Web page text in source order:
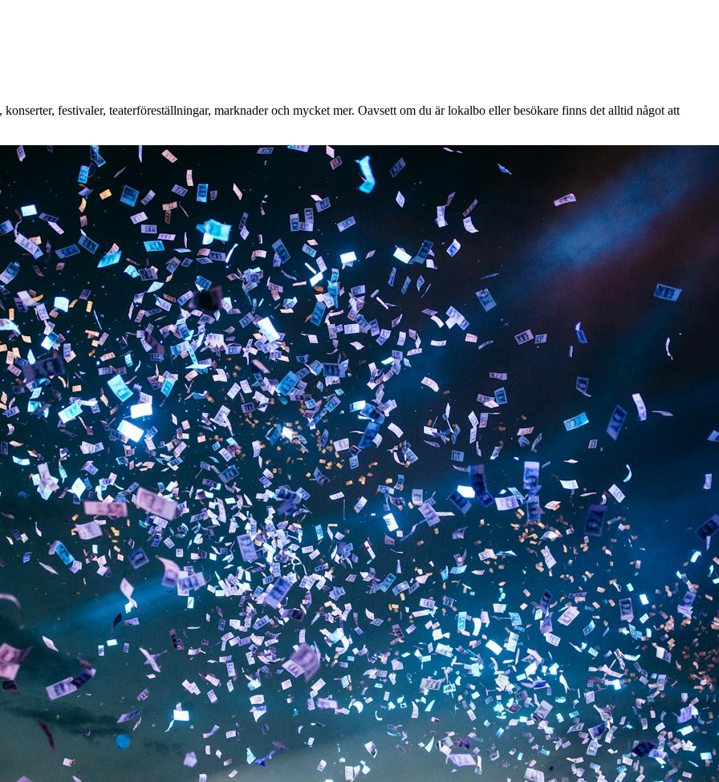
festivaler, teaterföreställningar, marknader och mycket mer. Oavsett om du är lokalbo eller besökare finns det alltid något att